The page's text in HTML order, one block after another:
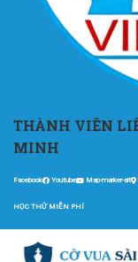
THÀNH VIÊN
MINH
Facebook Youtube Map-marker-alt
HỌC THỬ MIỄN PHÍ
There are no